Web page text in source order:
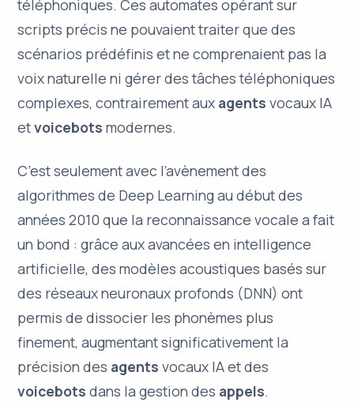
téléphoniques. Ces automates opérant sur
scripts précis ne pouvaient traiter que des
scénarios prédéfinis et ne comprenaient pas la
voix naturelle ni gérer des tâches téléphoniques
complexes, contrairement aux agents vocaux IA
etvoicebots modernes.
C’est seulement avec l’avènement des
algorithmes de Deep Learning au début des
années 2010 que la reconnaissance vocale a fait
un bond : grâce aux avancées en intelligence
artificielle, des modèles acoustiques basés sur
des réseaux neuronaux profonds (DNN) ont
permis de dissocier les phonèmes plus
finement, augmentant significativement la
précision des agents vocaux IA et des
voicebots dans la gestion des appels.